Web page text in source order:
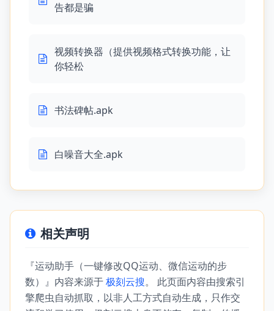
告都是骗
视频转换器（提供视频格式转换功能，让
你轻松
书法碑帖.apk
白噪音大全.apk
相关声明
『运动助手（一键修改QQ运动、微信运动的步
数）』内容来源于极刻云搜。 此页面内容由搜索引
擎爬虫自动抓取，以非人工方式自动生成，只作交